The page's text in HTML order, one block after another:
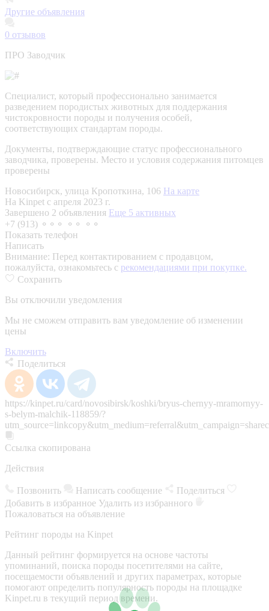
Другие объявления
0 отзывов
ПРО Заводчик
Специалист, который профессионально занимается
разведением породистых животных для поддержания
чистокровности породы и получения особей,
соответствующих стандартам породы.
Документы, подтверждающие статус профессионального
заводчика, проверены. Место и условия содержания питомцев
проверены
Новосибирск, улица Кропоткина, 106 На карте
На Kinpet c апреля 2023 г.
Завершено 2 объявления Еще 5 активных
+7 (913) ⚬⚬⚬ ⚬⚬ ⚬⚬
Показать телефон
Написать
Внимание: Перед контактированием с продавцом,
пожалуйста, ознакомьтесь с рекомендациями при покупке.
Сохранить
Вы отключили уведомления
Мы не сможем отправить вам уведомление об изменении
цены
Включить
Поделиться
https://kinpet.ru/card/novosibirsk/koshki/bryus-chernyy-mramornyy-
s-belym-malchik-118859/?
Ссылка скопирована
Действия
Позвонить Написать сообщение
Поделиться
Добавить в избранное Удалить из избранного
Пожаловаться на объявление
Рейтинг породы на Kinpet
Данный рейтинг формируется на основе частоты
упоминаний, поиска породы посетителями на сайте,
посещаемости объявлений и других параметрах, которые
помогают определить популярность породы на площадке
Kinpet.ru в текущий период времени.